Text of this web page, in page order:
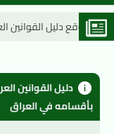
العراقية
بأقسامه في العراق